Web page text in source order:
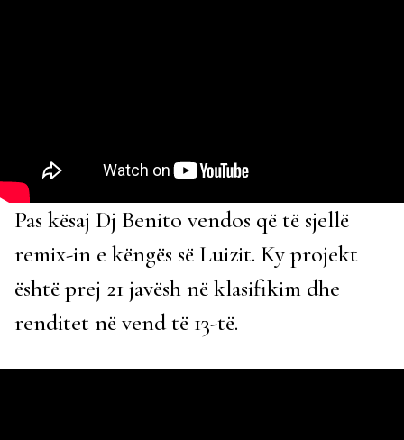
Pas kësaj Dj Benito vendos që të sjellë
remix-in e këngës së Luizit. Ky projekt
është prej 21 javësh në klasifikim dhe
renditet në vend të 13-të.